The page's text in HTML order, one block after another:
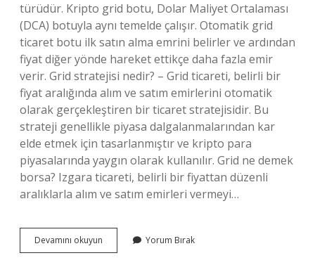
türüdür. Kripto grid botu, Dolar Maliyet Ortalaması
(DCA) botuyla aynı temelde çalışır. Otomatik grid
ticaret botu ilk satın alma emrini belirler ve ardından
fiyat diğer yönde hareket ettikçe daha fazla emir
verir. Grid stratejisi nedir? – Grid ticareti, belirli bir
fiyat aralığında alım ve satım emirlerini otomatik
olarak gerçekleştiren bir ticaret stratejisidir. Bu
strateji genellikle piyasa dalgalanmalarından kar
elde etmek için tasarlanmıştır ve kripto para
piyasalarında yaygın olarak kullanılır. Grid ne demek
borsa? Izgara ticareti, belirli bir fiyattan düzenli
aralıklarla alım ve satım emirleri vermeyi…
Devamını okuyun
Bot
Yorum Bırak